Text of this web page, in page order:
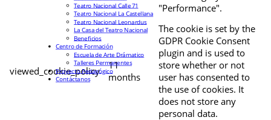
"Performance".
viewed_cookie_policy
11
months
The cookie is set by the
GDPR Cookie Consent
plugin and is used to
store whether or not
user has consented to
the use of cookies. It
does not store any
personal data.
Teatro Nacional Calle 71
Teatro Nacional La Castellana
Teatro Nacional Leonardus
La Casa del Teatro Nacional
Beneficios
Centro de Formación
Escuela de Arte Drámatico
Talleres Permanentes
Proyecto Pedagógico
Contáctanos